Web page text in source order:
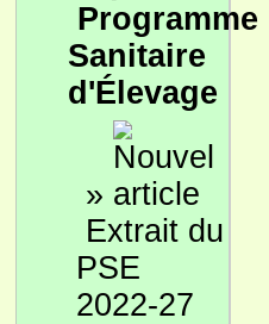
Programme
Sanitaire
d'Élevage
»
Extrait du
PSE
2022-27